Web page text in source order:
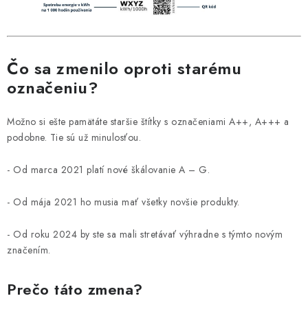
Čo sa zmenilo oproti starému
označeniu?
Možno si ešte pamätáte staršie štítky s označeniami A++, A+++ a
podobne. Tie sú už minulosťou.
- Od marca 2021 platí nové škálovanie A – G.
- Od mája 2021 ho musia mať všetky novšie produkty.
- Od roku 2024 by ste sa mali stretávať výhradne s týmto novým
značením.
Prečo táto zmena?